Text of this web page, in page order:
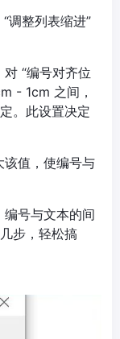
调整列表缩进”
“编号对齐位
- 1cm 之间，
。此设置决定
该值，使编号与
编号与文本的间
步，轻松搞